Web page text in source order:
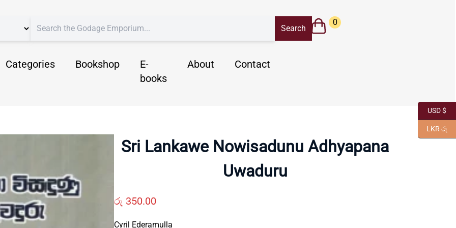
Categories Bookshop
E-
books
About Contact
0
Sri Lankawe Nowisadunu Adhyapana
Uwaduru
රු 350.00
Cyril Ederamulla
USD $
LKR රු